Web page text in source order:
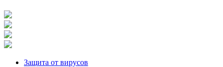
Защита от вирусов